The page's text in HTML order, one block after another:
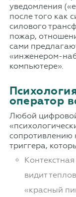
уведомления
после того как
силового
пожар,
сами
«инженером-
компьютере».
оператор
Любой цифровой
сопротивлению
триггера,
видит
«красный